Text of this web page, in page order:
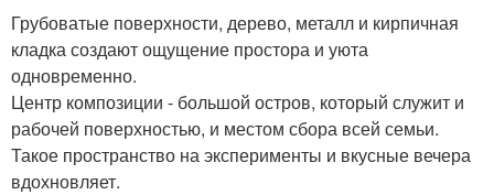
Грубоватые поверхности, дерево, металл и кирпичная
кладка создают ощущение простора и уюта
одновременно.
Центр композиции - большой остров, который служит и
рабочей поверхностью, и местом сбора всей семьи.
Такое пространство на эксперименты и вкусные вечера
вдохновляет.